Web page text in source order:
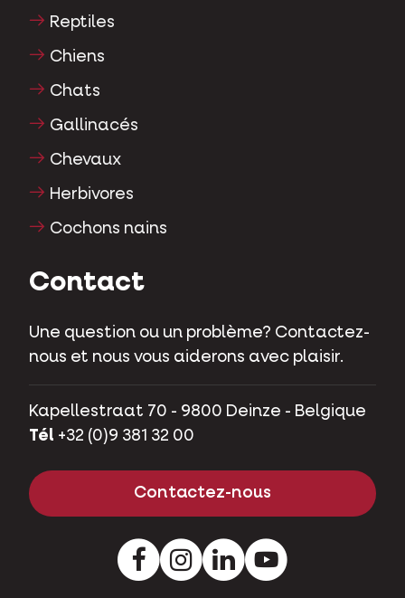
Reptiles
Chiens
Chats
Gallinacés
Chevaux
Herbivores
Cochons nains
Contact
Une question ou un problème? Contactez-
nous et nous vous aiderons avec plaisir.
Kapellestraat 70 - 9800 Deinze - Belgique
Tél +32 (0)9 381 32 00
Contactez-nous
FacebookInstagramLinkedInYoutube